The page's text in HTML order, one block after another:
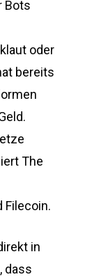
Bots
oder
bereits
The
Filecoin.
in
dass